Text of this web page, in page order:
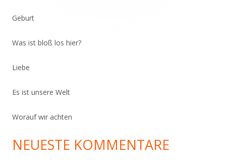
Geburt
Was ist bloß los hier?
Liebe
Es ist unsere Welt
Worauf wir achten
NEUESTE KOMMENTARE